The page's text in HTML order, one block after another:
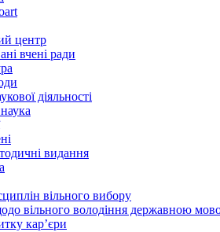
центр
вчені ради
діяльності
видання
вільного вибору
вільного володіння державною
кар’єри